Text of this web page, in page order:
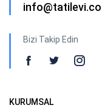
info@tatilevi.co
Bizi Takip Edin
KURUMSAL